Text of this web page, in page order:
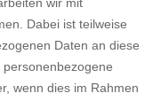
Dabei ist teilweise
Daten an diese
wenn dies im Rahmen